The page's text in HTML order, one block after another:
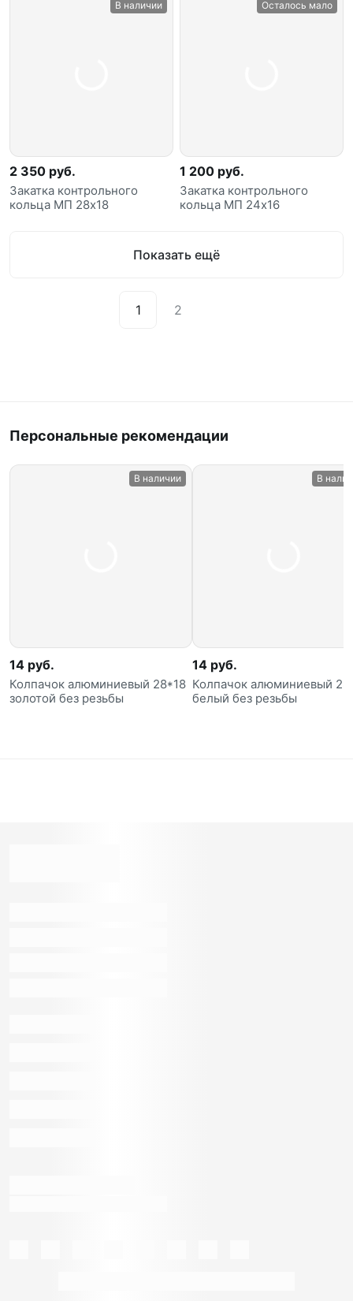
В наличии
2 350 руб.
Закатка контрольного
кольца МП 28х18
Осталось мало
1 200 руб.
Закатка контрольного
кольца МП 24х16
Показать ещё
1 2
Персональные рекомендации
В наличии
14 руб.
Колпачок алюминиевый 28*18
золотой без резьбы
В
14 руб.
Колпачок алюминиевый
белый без резьбы